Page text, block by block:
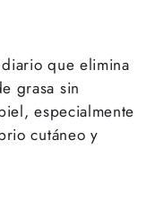
que elimina
grasa sin
especialmente
cutáneo y